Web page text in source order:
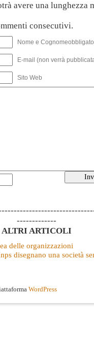
avere una lunghezza
consecutivi.
Nome e
E-mail (non verrà
Sito Web
-------------
ALTRI ARTICOLI
delle organizzazioni
disegnano una società
WordPress